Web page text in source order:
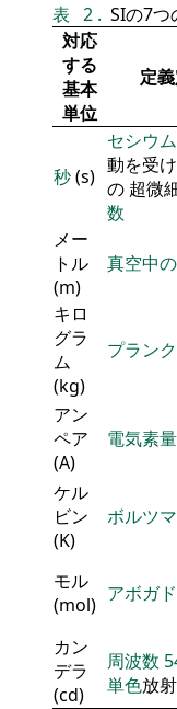
表 2 . SIの7つ
対応
する
基本
単位
定
秒(s)
セシウム
動を受
の 超微
数
メー
トル
(m)
真空中
キロ
グラ
ム
(kg)
プラン
アン
ペア
(A)
電気素量
ケル
ビン
(K)
ボルツ
モル
(mol) アボガ
カン
デラ
(cd)
周波数
単色放